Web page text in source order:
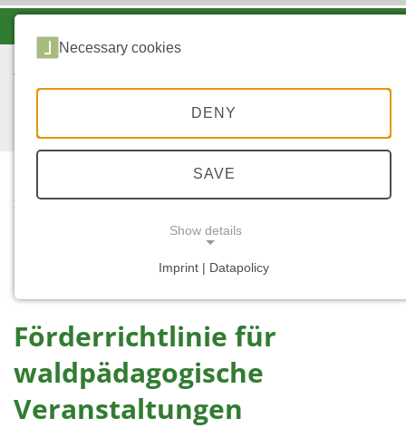
START
...
VERANSTALTUNGEN
Förderrichtlinie für
waldpädagogische
Veranstaltungen
Necessary cookies
DENY
SAVE
Show details
Imprint | Datapolicy